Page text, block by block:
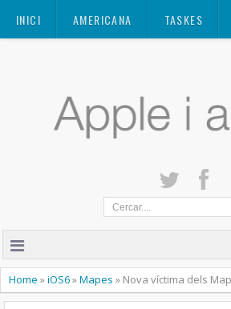
INICI AMERICANA TASKES
Home »iOS6»Mapes » Nova víctima dels